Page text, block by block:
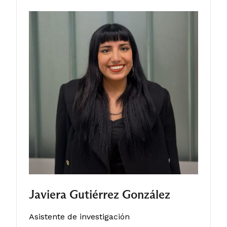
Javiera Gutiérrez González
Asistente de investigación